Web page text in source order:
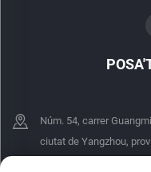
Núm. 54, carrer
ciutat de Yangzhou,